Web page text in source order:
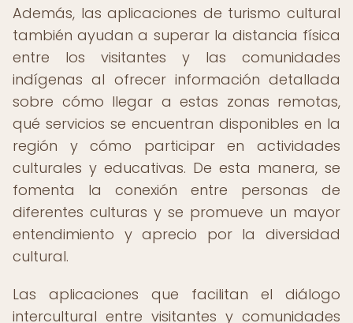
Además, las aplicaciones de turismo cultural
también ayudan a superar la distancia física
entre los visitantes y las comunidades
indígenas al ofrecer información detallada
sobre cómo llegar a estas zonas remotas,
qué servicios se encuentran disponibles en la
región y cómo participar en actividades
culturales y educativas. De esta manera, se
fomenta la conexión entre personas de
diferentes culturas y se promueve un mayor
entendimiento y aprecio por la diversidad
cultural.
Las aplicaciones que facilitan el diálogo
intercultural entre visitantes y comunidades